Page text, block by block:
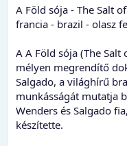
A Föld sója - The Salt
francia - brazil - olasz
A A Föld sója (The
mélyen megrendítő
Salgado, a világhírű
munkásságát mutatja
Wenders és Salgado
készítette.